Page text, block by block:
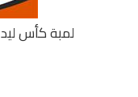
لمبة كأس ليد 5 وات أبيض بالدواية 3 مراحل